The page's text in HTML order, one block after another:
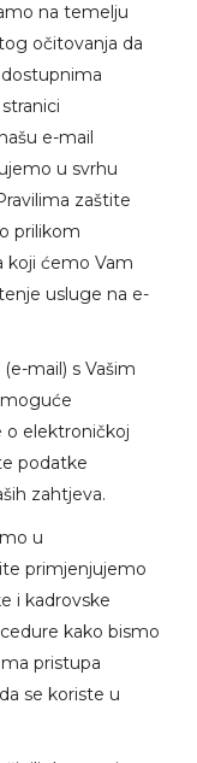
na temelju
očitovanja da
e-mail
u svrhu
zaštite
prilikom
koji ćemo Vam
usluge na e-
mail) s Vašim
o elektroničkoj
podatke
zahtjeva.
u
primjenjujemo
i kadrovske
kako bismo
pristupa
se koriste u